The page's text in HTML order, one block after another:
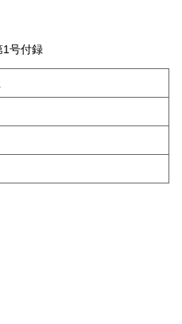
1号付録